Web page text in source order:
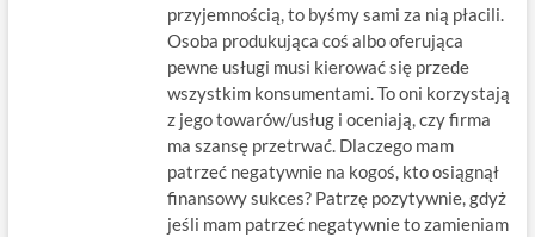
przyjemnością, to byśmy sami za nią płacili.
Osoba produkująca coś albo oferująca
pewne usługi musi kierować się przede
wszystkim konsumentami. To oni korzystają
z jego towarów/usług i oceniają, czy firma
ma szansę przetrwać. Dlaczego mam
patrzeć negatywnie na kogoś, kto osiągnął
finansowy sukces? Patrzę pozytywnie, gdyż
jeśli mam patrzeć negatywnie to zamieniam